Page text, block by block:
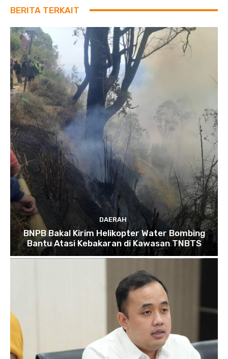
BERITA TERKAIT
DAERAH
BNPB Bakal Kirim Helikopter Water Bombing
Bantu Atasi Kebakaran di Kawasan TNBTS